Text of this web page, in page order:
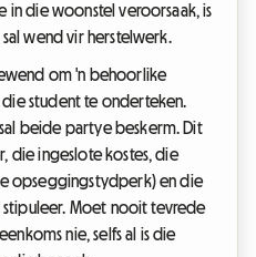
in die woonstel veroorsaak, is
wend vir herstelwerk.
om 'n behoorlike
student te onderteken.
beide partye beskerm. Dit
die ingeslote kostes, die
opseggingstydperk) en die
stipuleer. Moet nooit tevrede
nie, selfs al is die